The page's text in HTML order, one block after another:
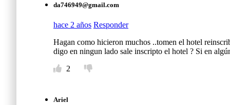
da746949@gmail.com
hace 2 años Responder
Hagan como hicieron muchos ..tomen el hotel
digo en ningun lado sale inscripto el hotel ? Si en
2
Ariel